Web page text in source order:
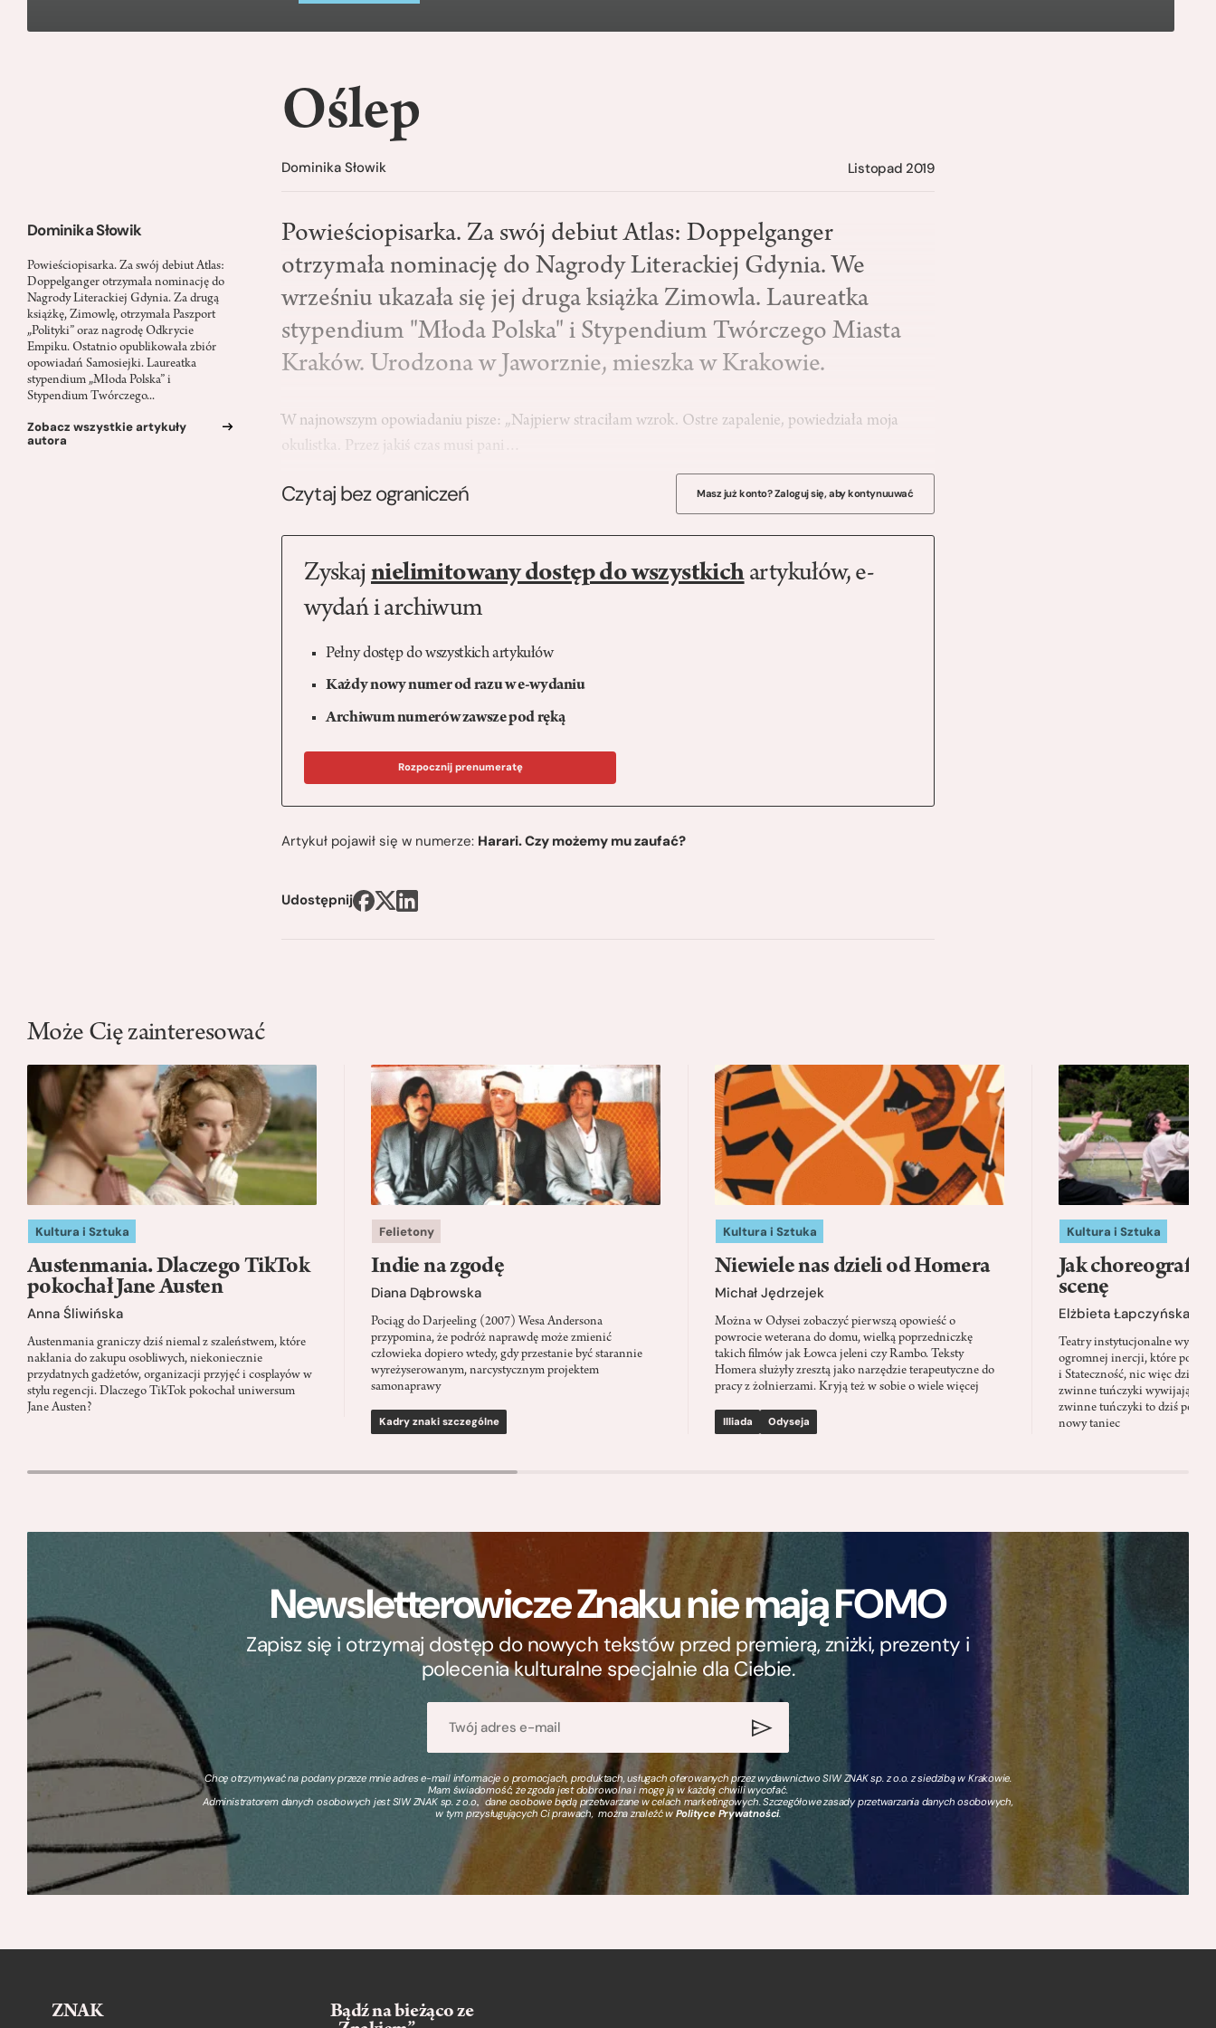
Dominika Słowik
Powieściopisarka. Za swój debiut Atlas:
Doppelganger otrzymała nominację do
Nagrody Literackiej Gdynia. Za drugą
książkę, Zimowlę, otrzymała Paszport
„Polityki” oraz nagrodę Odkrycie
Empiku. Ostatnio opublikowała zbiór
opowiadań Samosiejki. Laureatka
stypendium „Młoda Polska” i
Stypendium Twórczego...
Zobacz wszystkie artykuły
autora
Oślep
Dominika Słowik Listopad 2019
Powieściopisarka. Za swój debiut Atlas: Doppelganger
otrzymała nominację do Nagrody Literackiej Gdynia. We
wrześniu ukazała się jej druga książka Zimowla. Laureatka
stypendium "Młoda Polska" i Stypendium Twórczego Miasta
Kraków. Urodzona w Jaworznie, mieszka w Krakowie.
W najnowszym opowiadaniu pisze: „Najpierw straciłam wzrok. Ostre zapalenie, powiedziała moja
okulistka. Przez jakiś czas musi pani…
Czytaj bez ograniczeń Masz już konto? Zaloguj się, aby kontynuuwać
Zyskaj nielimitowany dostęp do wszystkichartykułów, e-
wydań i archiwum
Pełny dostęp do wszystkich artykułów
Każdy nowy numer od razu w e-wydaniu
Archiwum numerów zawsze pod ręką
Rozpocznij prenumeratę
Artykuł pojawił się w numerze: Harari. Czy możemy mu zaufać?
Udostępnij
Może Cię zainteresować
Kultura i Sztuka
Austenmania. Dlaczego TikTok
pokochał Jane Austen
Anna Śliwińska
Austenmania graniczy dziś niemal z szaleństwem, które
nakłania do zakupu osobliwych, niekoniecznie
przydatnych gadżetów, organizacji przyjęć i cosplayów w
stylu regencji. Dlaczego TikTok pokochał uniwersum
Jane Austen?
Felietony
Indie na zgodę
Diana Dąbrowska
Pociąg do Darjeeling (2007) Wesa Andersona
przypomina, że podróż naprawdę może zmienić
człowieka dopiero wtedy, gdy przestanie być starannie
wyreżyserowanym, narcystycznym projektem
samonaprawy
Kadry znaki szczególne
Kultura i Sztuka
Niewiele nas dzieli od Homera
Michał Jędrzejek
Można w Odysei zobaczyć pierwszą opowieść o
powrocie weterana do domu, wielką poprzedniczkę
takich filmów jak Łowca jeleni czy Rambo. Teksty
Homera służyły zresztą jako narzędzie terapeutyczne do
pracy z żołnierzami. Kryją też w sobie o wiele więcej
Illiada Odyseja
Kultura i Sztuka
Jak
scenę
Elżbieta Łapczyńska
Teatry instytucjonalne
ogromnej inercji, które ponad
i Stateczność, nic więc
zwinne tuńczyki wywijają
zwinne tuńczyki to dziś
nowy taniec
Newsletterowicze Znaku nie mają FOMO
Zapisz się i otrzymaj dostęp do nowych tekstów przed premierą, zniżki, prezenty i
polecenia kulturalne specjalnie dla Ciebie.
Chcę otrzymywać na podany przeze mnie adres e-mail informacje o promocjach, produktach, usługach oferowanych przez wydawnictwo SIW ZNAK sp. z o.o. z siedzibą w Krakowie.
Mam świadomość, że zgoda jest dobrowolna i mogę ją w każdej chwili wycofać.
Administratorem danych osobowych jest SIW ZNAK sp. z o.o., dane osobowe będą przetwarzane w celach marketingowych. Szczegółowe zasady przetwarzania danych osobowych,
w tym przysługujących Ci prawach, można znaleźć wPolityce Prywatności.
ZNAK
Bądź na bieżąco ze